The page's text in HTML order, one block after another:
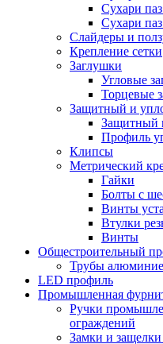
Сухари
Сухари
Слайдеры и
Крепление сетки
Заглушки
Угловые
Торцевые
Защитный и
Защитный
Профиль
Клипсы
Метрический
Гайки
Болты с
Винты
Втулки
Винты
Общестроительный
Трубы
LED профиль
Промышленная
Ручки
ограждений
Замки и